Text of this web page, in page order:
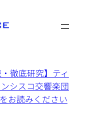
・徹底研究】ティ
シスコ交響楽団
お読みください